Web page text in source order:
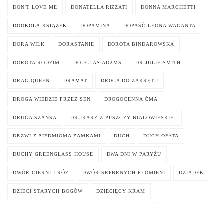
DON'T LOVE ME DONATELLA RIZZATI DONNA MARCHETTI
DOOKOŁA-KSIĄŻEK DOPAMINA DOPAŚĆ LEONA WAGANTA
DORA WILK DORASTANIE DOROTA BINDAROWSKA
DOROTA RODZIM DOUGLAS ADAMS DR JULIE SMITH
DRAG QUEEN DRAMAT DROGA DO ZAKRĘTU
DROGA WIEDZIE PRZEZ SEN DROGOCENNA ĆMA
DRUGA SZANSA DRUKARZ Z PUSZCZY BIAŁOWIESKIEJ
DRZWI Z SIEDMIOMA ZAMKAMI DUCH DUCH OPATA
DUCHY GREENGLASS HOUSE DWA DNI W PARYŻU
DWÓR CIERNI I RÓŻ DWÓR SREBRNYCH PŁOMIENI DZIADEK
DZIECI STARYCH BOGÓW DZIECIĘCY KRAM